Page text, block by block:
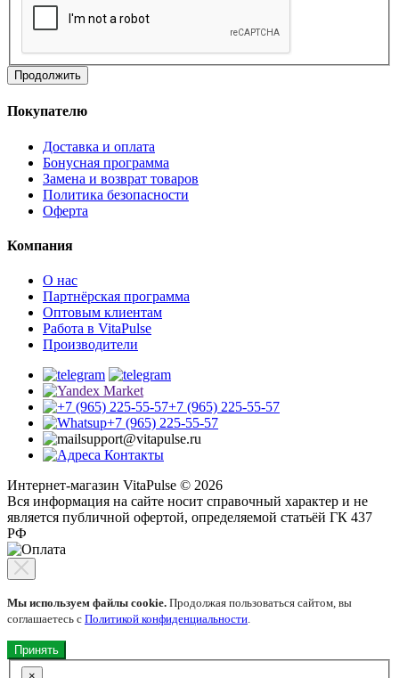
Продолжить
Покупателю
Доставка и оплата
Бонусная программа
Замена и возврат товаров
Политика безопасности
Оферта
Компания
О нас
Партнёрская программа
Оптовым клиентам
Работа в VitaPulse
Производители
+7 (965) 225-55-57
+7 (965) 225-55-57
support@vitapulse.ru
Контакты
Интернет-магазин VitaPulse © 2026
Вся информация на сайте носит справочный характер и не
является публичной офертой, определяемой статьёй ГК 437
РФ
Мы используем файлы cookie. Продолжая пользоваться сайтом, вы
соглашаетесь с Политикой конфиденциальности.
Принять